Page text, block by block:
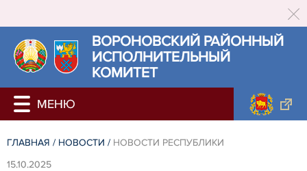
ВОРОНОВСКИЙ РАЙОННЫЙ
ИСПОЛНИТЕЛЬНЫЙ
КОМИТЕТ
ГЛАВНАЯ / НОВОСТИ / НОВОСТИ РЕСПУБЛИКИ
15.10.2025